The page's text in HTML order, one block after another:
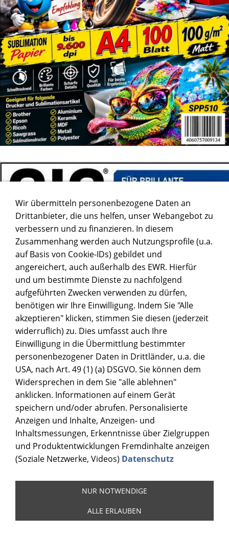
Wir übermitteln personenbezogene Daten an
Drittanbieter, die uns helfen, unser Webangebot zu
verbessern und zu finanzieren. In diesem
Zusammenhang werden auch Nutzungsprofile (u.a.
auf Basis von Cookie-IDs) gebildet und
angereichert, auch außerhalb des EWR. Hierfür
und um bestimmte Dienste zu nachfolgend
aufgeführten Zwecken verwenden zu dürfen,
benötigen wir Ihre Einwilligung. Indem Sie "Alle
akzeptieren" klicken, stimmen Sie diesen (jederzeit
widerruflich) zu. Dies umfasst auch Ihre
Einwilligung in die Übermittlung bestimmter
personenbezogener Daten in Drittländer, u.a. die
USA, nach Art. 49 (1) (a) DSGVO. Sie können dem
Widersprechen in dem Sie "alle ablehnen"
anklicken. Informationen auf einem Gerät
speichern und/oder abrufen. Personalisierte
Anzeigen und Inhalte, Anzeigen- und
Inhaltsmessungen, Erkenntnisse über Zielgruppen
und Produktentwicklungen Fremdinhalte anzeigen
(Soziale Netzwerke, Videos) Datenschutz
NUR NOTWENDIGE
ALLE ERLAUBEN